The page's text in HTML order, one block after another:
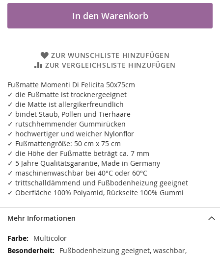
In den Warenkorb
ZUR WUNSCHLISTE HINZUFÜGEN
ZUR VERGLEICHSLISTE HINZUFÜGEN
Fußmatte Momenti Di Felicita 50x75cm
✓ die Fußmatte ist trocknergeeignet
✓ die Matte ist allergikerfreundlich
✓ bindet Staub, Pollen und Tierhaare
✓ rutschhemmender Gummirücken
✓ hochwertiger und weicher Nylonflor
✓ Fußmattengröße: 50 cm x 75 cm
✓ die Höhe der Fußmatte beträgt ca. 7 mm
✓ 5 Jahre Qualitätsgarantie, Made in Germany
✓ maschinenwaschbar bei 40°C oder 60°C
✓ trittschalldämmend und Fußbodenheizung geeignet
✓ Oberfläche 100% Polyamid, Rückseite 100% Gummi
Mehr Informationen
Mehr
Informationen
Multicolor
Fußbodenheizung geeignet, waschbar,